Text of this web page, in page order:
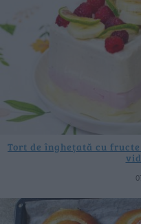
Tort de înghețată cu